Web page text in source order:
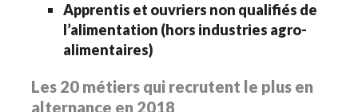
Apprentis et ouvriers non qualifiés de
l’alimentation (hors industries agro-
alimentaires)
Les 20 métiers qui recrutent le plus en
alternance en 2018